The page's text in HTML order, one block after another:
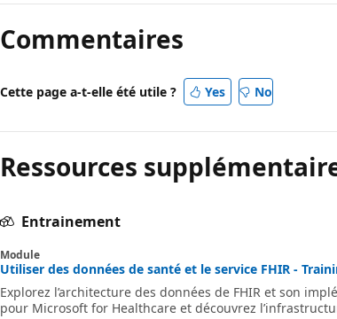
lecture
désactivé
Commentaires
Cette page a-t-elle été utile ? Yes No
Ressources
Entrainement
Module
Utiliser des données de santé et le service FHIR -
Explorez l’architecture des données de FHIR et son
pour Microsoft for Healthcare et découvrez